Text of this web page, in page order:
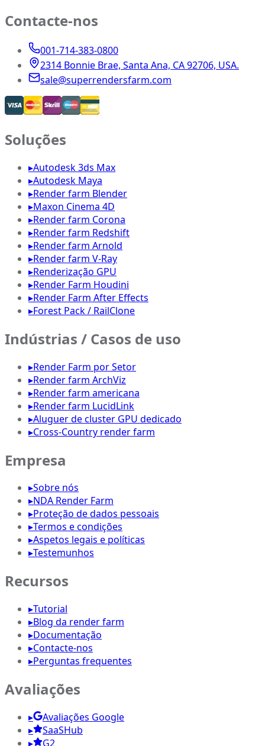
Contacte-nos
001-714-383-0800
2314 Bonnie Brae, Santa Ana, CA 92706, USA.
sale@superrendersfarm.com
Soluções
▸Autodesk 3ds Max
▸Autodesk Maya
▸Render farm Blender
▸Maxon Cinema 4D
▸Render farm Corona
▸Render farm Redshift
▸Render farm Arnold
▸Render farm V-Ray
▸Renderização GPU
▸Render Farm Houdini
▸Render Farm After Effects
▸Forest Pack / RailClone
Indústrias / Casos de uso
▸Render Farm por Setor
▸Render farm ArchViz
▸Render farm americana
▸Render farm LucidLink
▸Aluguer de cluster GPU dedicado
▸Cross-Country render farm
Empresa
▸Sobre nós
▸NDA Render Farm
▸Proteção de dados pessoais
▸Termos e condições
▸Aspetos legais e políticas
▸Testemunhos
Recursos
▸Tutorial
▸Blog da render farm
▸Documentação
▸Contacte-nos
▸Perguntas frequentes
Avaliações
▸
Avaliações Google
▸
SaaSHub
▸
G2